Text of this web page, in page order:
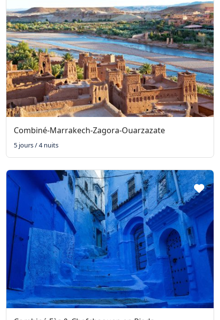
Combiné-Marrakech-Zagora-Ouarzazate
5 jours / 4 nuits